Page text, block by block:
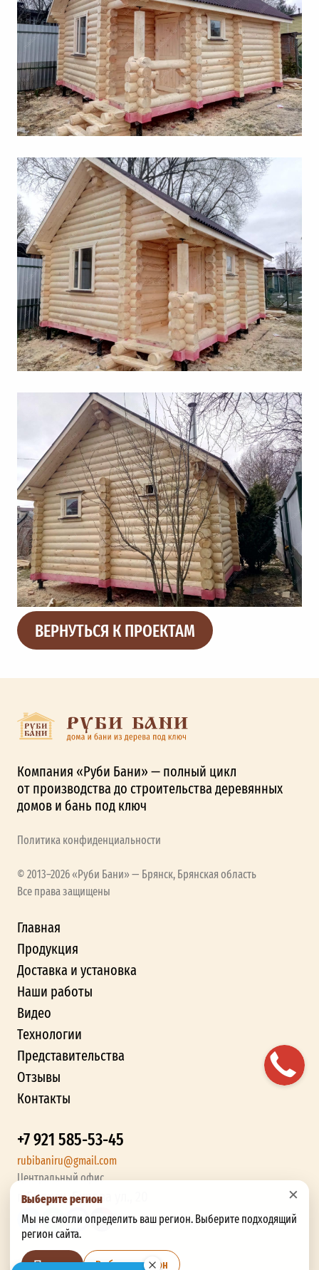
×
Выберите регион
Мы не смогли определить ваш регион. Выберите подходящий
регион сайта.
Позже Выбрать регион
ВЕРНУТЬСЯ К ПРОЕКТАМ
Компания «Руби Бани» — полный цикл
от производства до строительства деревянных
домов и бань под ключ
Политика конфиденциальности
© 2013–2026 «Руби Бани» — Брянск, Брянская область
Все права защищены
Главная
Продукция
Доставка и установка
Наши работы
Видео
Технологии
Представительства
Отзывы
Контакты
+7 921 585-53-45
rubibaniru@gmail.com
Центральный офис
г. Брянск, Бурова ул., 20